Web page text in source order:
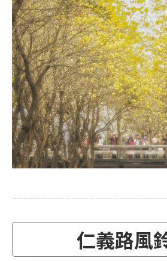
仁義路風